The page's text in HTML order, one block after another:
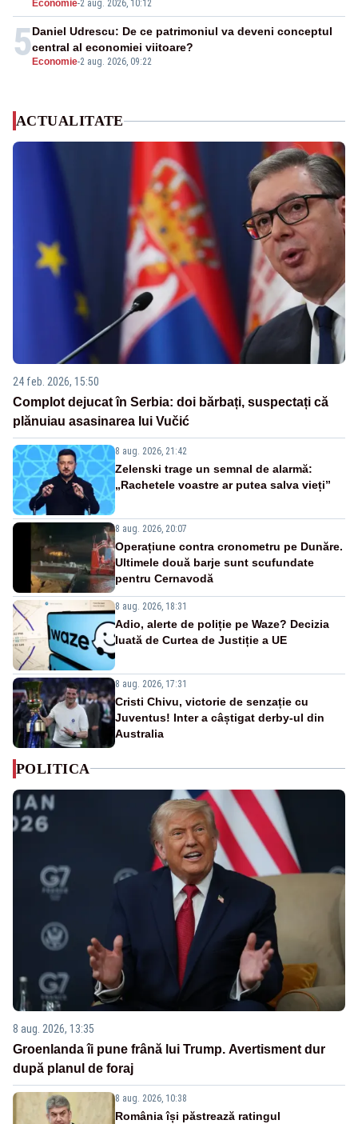
Economie-2 aug. 2026, 10:12
5 Economie-2 aug. 2026, 09:22
Daniel Udrescu: De ce patrimoniul va deveni conceptul
central al economiei viitoare?
ACTUALITATE
24 feb. 2026, 15:50
Complot dejucat în Serbia: doi bărbați, suspectați că
plănuiau asasinarea lui Vučić
8 aug. 2026, 21:42
Zelenski trage un semnal de alarmă:
„Rachetele voastre ar putea salva vieți”
8 aug. 2026, 20:07
Operațiune contra cronometru pe Dunăre.
Ultimele două barje sunt scufundate
pentru Cernavodă
8 aug. 2026, 18:31
Adio, alerte de poliție pe Waze? Decizia
luată de Curtea de Justiție a UE
8 aug. 2026, 17:31
Cristi Chivu, victorie de senzație cu
Juventus! Inter a câștigat derby-ul din
Australia
POLITICA
8 aug. 2026, 13:35
Groenlanda îi pune frână lui Trump. Avertisment dur
după planul de foraj
8 aug. 2026, 10:38
România își păstrează ratingul